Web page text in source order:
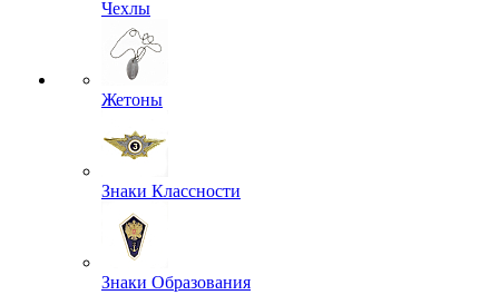
Чехлы
Жетоны
Знаки Классности
Знаки Образования